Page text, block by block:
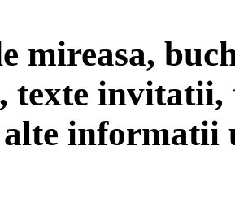
mireasa,
texte
informatii